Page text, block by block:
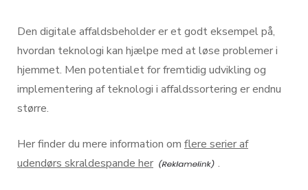
Den digitale affaldsbeholder er et godt eksempel på,
hvordan teknologi kan hjælpe med at løse problemer i
hjemmet. Men potentialet for fremtidig udvikling og
implementering af teknologi i affaldssortering er endnu
større.
Her finder du mere information om flere serier af
udendørs skraldespande her
.